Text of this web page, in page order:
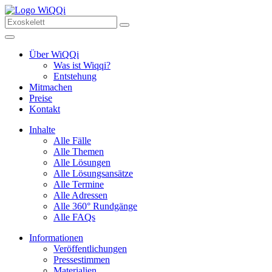
Über WiQQi
Was ist Wiqqi?
Entstehung
Mitmachen
Preise
Kontakt
Inhalte
Alle Fälle
Alle Themen
Alle Lösungen
Alle Lösungsansätze
Alle Termine
Alle Adressen
Alle 360° Rundgänge
Alle FAQs
Informationen
Veröffentlichungen
Pressestimmen